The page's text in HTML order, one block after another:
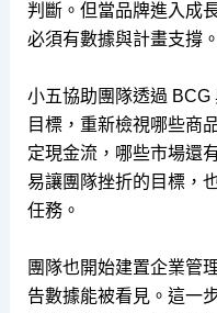
判斷。但當品牌進入成
必須有數據與計畫支撐。
小五協助團隊透過
目標，重新檢視哪些商
定現金流，哪些市場還
易讓團隊挫折的目標，
任務。
團隊也開始建置企業管
告數據能被看見。這一